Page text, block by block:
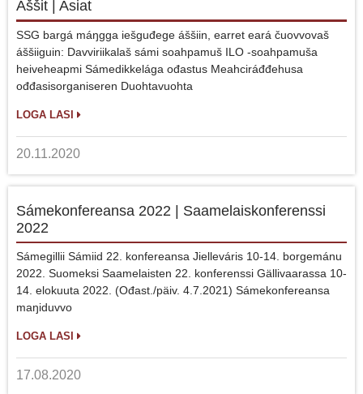
Áššit | Asiat
SSG bargá máŋgga iešguđege áššiin, earret eará čuovvovaš
áššiiguin: Davviriikalaš sámi soahpamuš ILO -soahpamuša
heiveheapmi Sámedikkelága ođastus Meahciráđđehusa
ođđasisorganiseren Duohtavuohta
LOGA LASI
20.11.2020
Sámekonfereansa 2022 | Saamelaiskonferenssi
2022
Sámegillii Sámiid 22. konfereansa Jielleváris 10-14. borgemánu
2022. Suomeksi Saamelaisten 22. konferenssi Gällivaarassa 10-
14. elokuuta 2022. (Ođast./päiv. 4.7.2021) Sámekonfereansa
maŋiduvvo
LOGA LASI
17.08.2020